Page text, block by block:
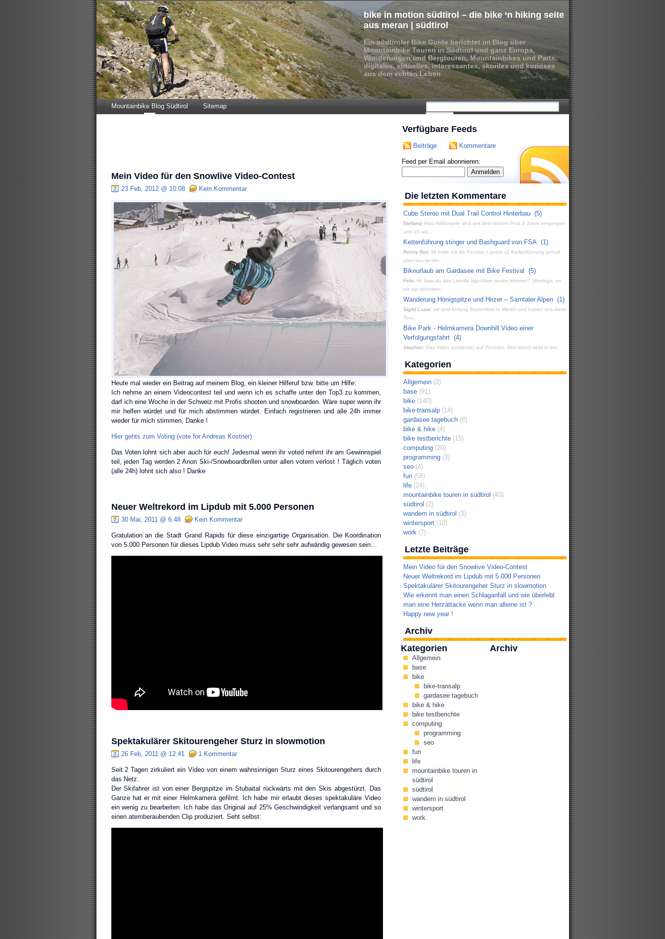
bike in motion südtirol – die bike ‘n hiking seite
aus meran | südtirol
Ein südtiroler Bike Guide berichtet im Blog über
Mountainbike Touren in Südtirol und ganz Europa,
Wanderungen und Bergtouren, Mountainbikes und Parts,
digitales, virtuelles, interessantes, skuriles und kurioses
aus dem echten Leben
Mountainbike Blog Südtirol Sitemap
Mein Video für den Snowlive Video-Contest
23 Feb, 2012 @ 10:08 Kein Kommentar
Heute mal wieder ein Beitrag auf meinem Blog, ein kleiner Hilferuf bzw. bitte um Hilfe:
Ich nehme an einem Videocontest teil und wenn ich es schaffe unter den Top3 zu kommen,
darf ich eine Woche in der Schweiz mit Profis shooten und snowboarden. Wäre super wenn ihr
mir helfen würdet und für mich abstimmen würdet. Einfach registrieren und alle 24h immer
wieder für mich stimmen, Danke !
Hier gehts zum Voting (vote for Andreas Kostner)
Das Voten lohnt sich aber auch für euch! Jedesmal wenn ihr voted nehmt ihr am Gewinnspiel
teil, jeden Tag werden 2 Anon Ski-/Snowboardbrillen unter allen votern verlost ! Täglich voten
(alle 24h) lohnt sich also ! Danke
Neuer Weltrekord im Lipdub mit 5.000 Personen
30 Mai, 2011 @ 6:48 Kein Kommentar
Gratulation an die Stadt Grand Rapids für diese einzigartige Organisation. Die Koordination
von 5.000 Personen für dieses Lipdub Video muss sehr sehr sehr aufwändig gewesen sein…
Spektakulärer Skitourengeher Sturz in slowmotion
26 Feb, 2011 @ 12:41 1 Kommentar
Seit 2 Tagen zirkuliert ein Video von einem wahnsinnigen Sturz eines Skitourengehers durch
das Netz.
Der Skifahrer ist von einer Bergspitze im Stubaital rückwärts mit den Skis abgestürzt. Das
Ganze hat er mit einer Helmkamera gefilmt. Ich habe mir erlaubt dieses spektakuläre Video
ein wenig zu bearbeiten. Ich habe das Original auf 25% Geschwindigkeit verlangsamt und so
einen atemberaubenden Clip produziert. Seht selbst:
Verfügbare Feeds
Beiträge Kommentare
Feed per Email abonnieren:
Die letzten Kommentare
Cube Stereo mit Dual Trail Control Hinterbau (5)
Stefanq: Also mittlerweile sind seit dem letzten Post 9 Jahre vergangen
und ich als...
Kettenführung stinger und Bashguard von FSA (1)
Ronny Rox: Hi hatte mir die Exustar c.guide v2 Kettenführung geholt
aber das ist der...
Bikeurlaub am Gardasee mit Bike Festival
(5)
Felix: Hi, hast du das Liteville irgendwie testen können? Überlege, es
mir zur nächsten...
Wanderung Hönigspitze und Hirzer – Sarntaler Alpen (1)
Sigrid Luzar: wir sind Anfang September in Meran und haben uns diese
Tour...
Bike Park - Helmkamera Downhill Video einer
Verfolgungsfahrt (4)
Stephan: Das Video existiert(e) auf Youtube. Dort stand wohl in der...
Kategorien
Allgemein(2)
base(91)
bike(140)
bike-transalp(14)
gardasee tagebuch(8)
bike & hike(4)
bike testberichte(15)
computing(20)
programming(3)
seo(4)
fun(58)
life(24)
mountainbike touren in südtirol (43)
südtirol (2)
wandern in südtirol (3)
wintersport(10)
work(7)
Letzte Beiträge
Mein Video für den Snowlive Video-Contest
Neuer Weltrekord im Lipdub mit 5.000 Personen
Spektakulärer Skitourengeher Sturz in slowmotion
Wie erkennt man einen Schlaganfall und wie überlebt
man eine Herzattacke wenn man alleine ist ?
Happy new year !
Archiv
Kategorien
Allgemein
base
bike
bike-transalp
gardasee tagebuch
bike & hike
bike testberichte
computing
programming
seo
fun
life
mountainbike touren in
südtirol
südtirol
wandern in südtirol
wintersport
work
Archiv